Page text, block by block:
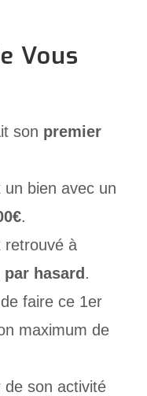
Vous
son premier
un bien avec un
.
retrouvé à
par hasard .
faire ce 1er
maximum de
de son activité